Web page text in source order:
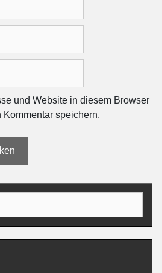
und Website in diesem Browser
speichern.